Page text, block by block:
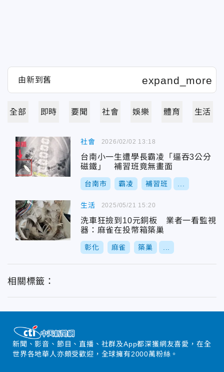
全部 即時 要聞 社會 娛樂 體育 生活
社會
台南小一生遭學長霸凌「逼吞3公分
磁鐵」 補習班竟無畫面
台南市 霸凌 補習班
2026/02/02 13:18
生活
洗車狂撿到10元銅板 業者一看監視
器：麻雀在投幣箱築巢
彰化 麻雀 築巢
2025/05/21 15:20
相關標籤：
新聞、影音、節目、直播、社群及App都深獲網友喜愛，在全
世界各地華人亦頗受歡迎，全球擁有2000萬粉絲。